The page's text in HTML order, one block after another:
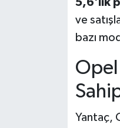
5,6'lık
ve
bazı
Opel
Yantaç,